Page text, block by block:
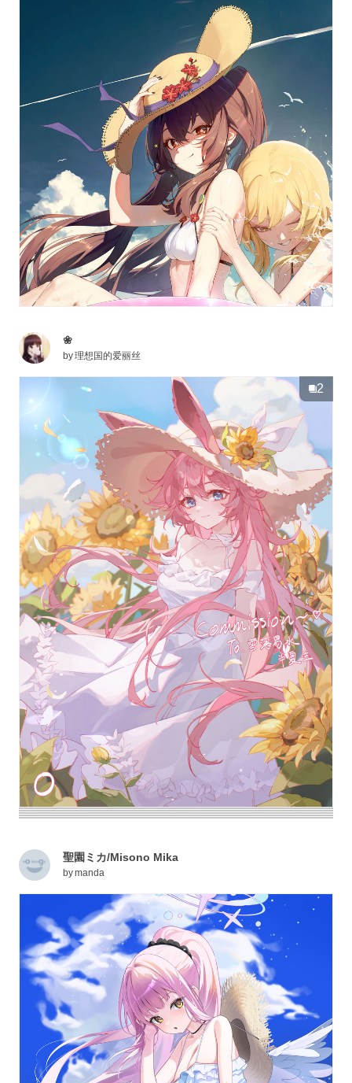
❀
by理想国的爱丽丝
2
聖園ミカ/Misono Mika
bymanda